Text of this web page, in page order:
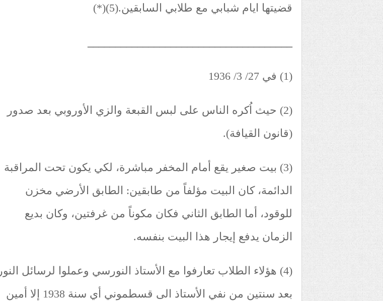
قضيتها ايام شبابي مع طلابي السابقين.(5)(*)
(1) في 27/ 3/ 1936
(2) حيث اُكره الناس على لبس القبعة والزي الأوروبي بعد صدور
(قانون القيافة).
(3) بيت صغير يقع أمام المخفر مباشرة، لكي يكون تحت المراقبة
الدائمة، كان البيت مؤلفاً من طابقين: الطابق الأرضي مخزن
للوقود، أما الطابق الثاني فكان مكوناً من غرفتين، وكان بديع
الزمان يدفع إيجار هذا البيت بنفسه.
(4) هؤلاء الطلاب تعارفوا مع الأستاذ النورسي وعملوا لرسائل النور
بعد سنتين من نفي الأستاذ الى قسطموني أي سنة 1938 إلا أمين